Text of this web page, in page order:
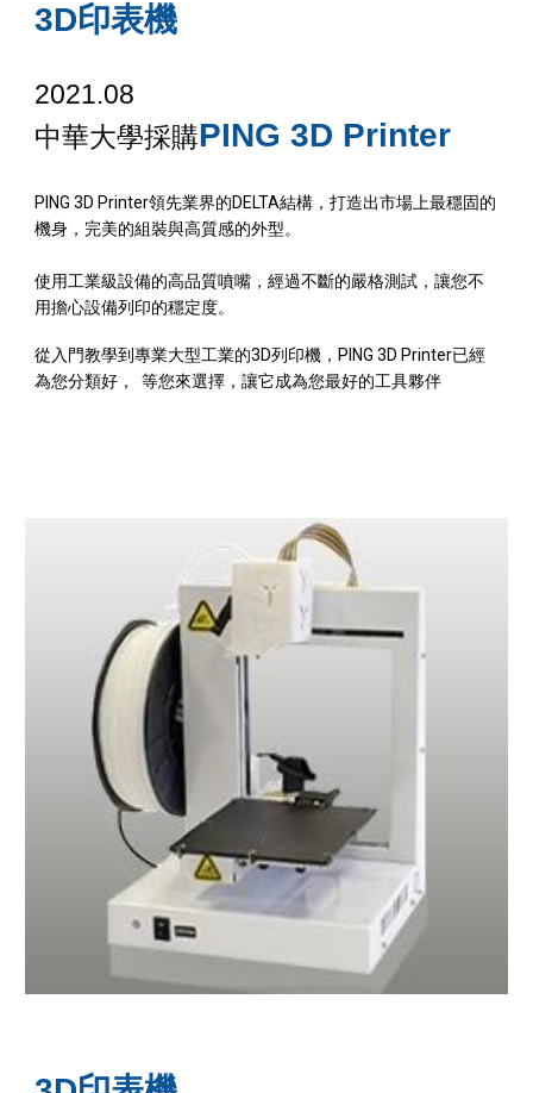
3D印表機
2021.08
中華大學採購PING 3D Printer
PING 3D Printer領先業界的DELTA結構，打造出市場上最穩固的
機身，完美的組裝與高質感的外型。
使用工業級設備的高品質噴嘴，經過不斷的嚴格測試，讓您不
用擔心設備列印的穩定度。
從入門教學到專業大型工業的3D列印機，PING 3D Printer已經
為您分類好， 等您來選擇，讓它成為您最好的工具夥伴